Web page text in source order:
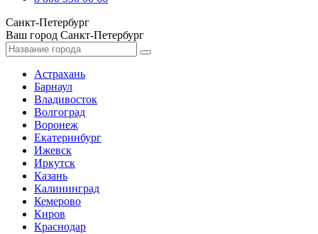
Санкт-Петербург
Ваш город Санкт-Петербург
Астрахань
Барнаул
Владивосток
Волгоград
Воронеж
Екатеринбург
Ижевск
Иркутск
Казань
Калининград
Кемерово
Киров
Краснодар